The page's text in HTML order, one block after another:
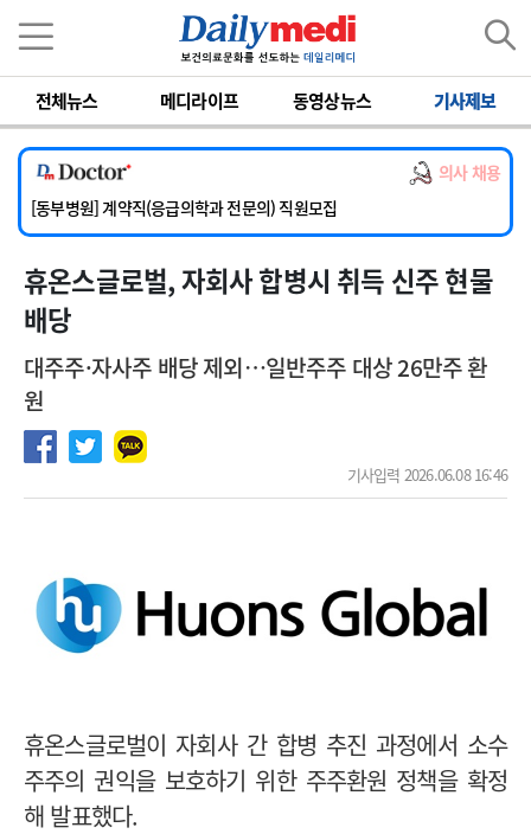
전체뉴스 메디라이프 동영상뉴스 기사제보
의사 채용
[서울아산병원] 2026년 하반기 인턴 모집
[영남대학교의료원] 마취통증의학과 임기제 임상의사 채용
[충남대학교병원] 소아청소년과(소아응급전담) 계약직 의사 공개채용
[동부병원] 계약직(응급의학과 전문의) 직원모집
[이대목동병원] 하반기 전공의(레지던트1년차) 모집
[서울아산병원] 2026년 하반기 인턴 모집
[영남대학교의료원] 마취통증의학과 임기제 임상의사 채용
휴온스글로벌, 자회사 합병시 취득 신주 현물
배당
대주주·자사주 배당 제외…일반주주 대상 26만주 환
원
기사입력 2026.06.08 16:46
휴온스글로벌이 자회사 간 합병 추진 과정에서 소수
주주의 권익을 보호하기 위한 주주환원 정책을 확정
해 발표했다.